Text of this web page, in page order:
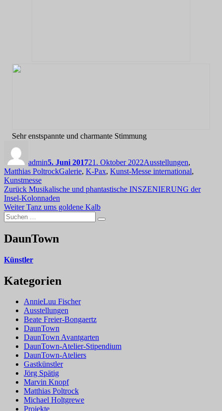
Sehr enstspannte und charmante Stimmung
admin5. Juni 201721. Oktober 2022Ausstellungen,
Matthias PoltrockSchlagwörter
Galerie, K-Pax, Kunst-Messe international,
Kunstmesse
Beitragsnavigation
Zurück Vorheriger
Beitrag:
Musikalische und phantastische INSZENIERUNG der
Insel-Kolonnaden
Weiter Nächster
Beitrag:
Tanz ums goldene Kalb
Suchen
nach:
Suchen
DaunTown
Künstler
Kategorien
AnnieLuu Fischer
Ausstellungen
Beate Freier-Bongaertz
DaunTown
DaunTown Avantgarten
DaunTown-Atelier-Stipendium
DaunTown-Ateliers
Gastkünstler
Jörg Spätig
Marvin Knopf
Matthias Poltrock
Michael Holtgrewe
Projekte